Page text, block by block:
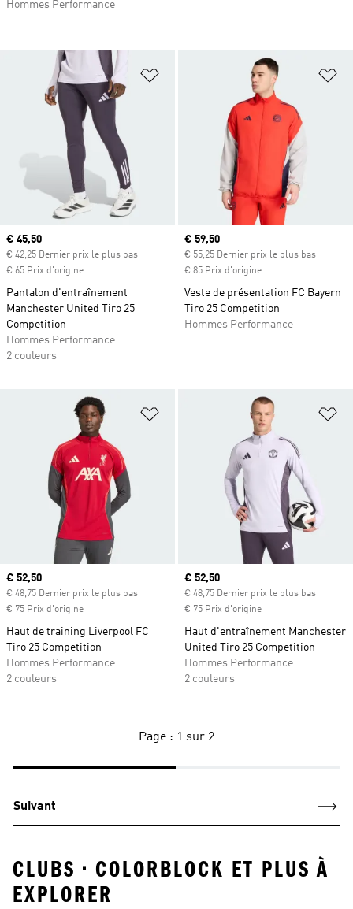
Ajouter à la Liste de produits
Prix actuel
€ 45,50
€ 42,25 Dernier prix le plus bas
€ 65 Prix d'origine
Pantalon d'entraînement
Manchester United Tiro 25
Competition
Hommes Performance
2 couleurs
Prix actuel
€ 59,50
€ 55,25 Dernier prix le plus bas
€ 85 Prix d'origine
Veste de présentation FC Bayern
Tiro 25 Competition
Hommes Performance
Ajouter à la Liste de produits
Prix actuel
€ 52,50
€ 48,75 Dernier prix le plus bas
€ 75 Prix d'origine
Haut de training Liverpool FC
Tiro 25 Competition
Hommes Performance
2 couleurs
Prix actuel
€ 52,50
€ 48,75 Dernier prix le plus bas
€ 75 Prix d'origine
Haut d'entraînement Manchester
United Tiro 25 Competition
Hommes Performance
2 couleurs
Hommes Performance
Page : 1 sur 2
Suivant
CLUBS • COLORBLOCK ET PLUS À
EXPLORER